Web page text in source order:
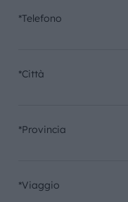
*Telefono
*Città
*Provincia
*Viaggio